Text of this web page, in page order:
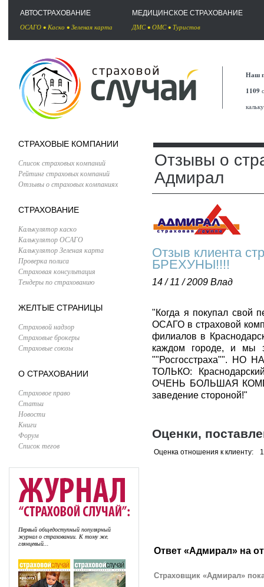
АВТОСТРАХОВАНИЕ
ОСАГО • Каско • Зеленая карта
МЕДИЦИНСКОЕ СТРАХОВАНИЕ
ДМС• ОМС• Туристов
Наш
1109
СТРАХОВЫЕ КОМПАНИИ
Список страховых компаний
Рейтинг страховых компаний
Отзывы о страховых компаниях
СТРАХОВАНИЕ
Калькулятор каско
Калькулятор ОСАГО
Калькулятор Зеленая карта
Проверка полиса
Страховая консультация
Тендеры по страхованию
ЖЕЛТЫЕ СТРАНИЦЫ
Страховой надзор
Страховые брокеры
Страховые союзы
О СТРАХОВАНИИ
Страховое право
Статьи
Новости
Книги
Форум
Список тегов
Первый общедоступный популярный
журнал о страховании. К тому же,
глянцевый...
Отзывы о
Адмирал
Отзыв клиента
БРЕХУНЫ!!!!
14 / 11 / 2009 Влад
"Когда я покупал свой
ОСАГО в страховой
филиалов в
каждом городе, и мы
""Росгосстраха"". НО
ТОЛЬКО:
ОЧЕНЬ БОЛЬШАЯ
заведение стороной!"
Оценки,
Оценка отношения к клиенту: 1
Ответ «Адмирал» на
Страховщик «Адмирал»